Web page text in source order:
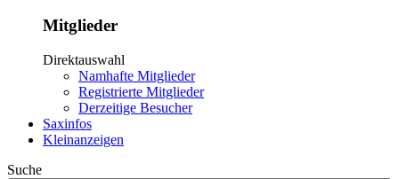
Mitglieder
Direktauswahl
Namhafte Mitglieder
Registrierte Mitglieder
Derzeitige Besucher
Saxinfos
Kleinanzeigen
Suche